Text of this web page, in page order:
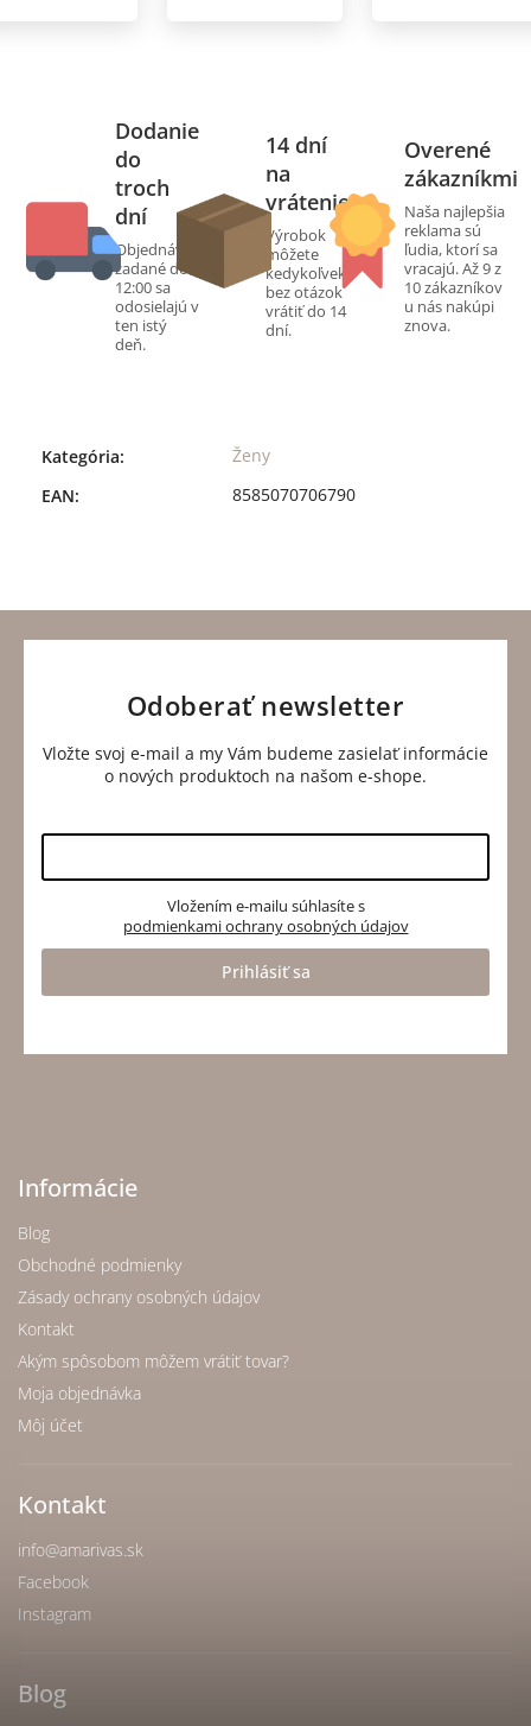
Dodanie
do
troch
dní
Objednávky
zadané do
12:00 sa
odosielajú v
ten istý
deň.
14 dní
na
vrátenie
Výrobok
môžete
kedykoľvek
bez otázok
vrátiť do 14
dní.
Overené
zákazníkmi
Naša najlepšia
reklama sú
ľudia, ktorí sa
vracajú. Až 9 z
10 zákazníkov
u nás nakúpi
znova.
Kategória:
Ženy
EAN: 8585070706790
Odoberať newsletter
Vložte svoj e-mail a my Vám budeme zasielať informácie
o nových produktoch na našom e-shope.
Vložením e-mailu súhlasíte s
podmienkami ochrany osobných údajov
Prihlásiť sa
Informácie
Blog
Obchodné podmienky
Zásady ochrany osobných údajov
Kontakt
Akým spôsobom môžem vrátiť tovar?
Moja objednávka
Môj účet
Kontakt
info@amarivas.sk
Facebook
Instagram
Blog